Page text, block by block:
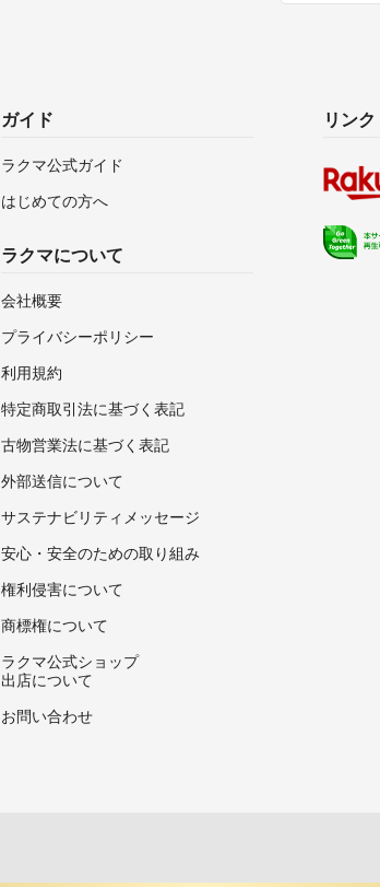
ガイド
ラクマ公式ガイド
はじめての方へ
ラクマについて
会社概要
プライバシーポリシー
利用規約
特定商取引法に基づく表記
古物営業法に基づく表記
外部送信について
サステナビリティメッセージ
安心・安全のための取り組み
権利侵害について
商標権について
ラクマ公式ショップ
出店について
お問い合わせ
リンク